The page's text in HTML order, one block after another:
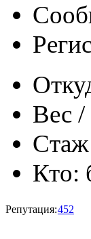
Вес /
Стаж
Кто:
Репутация:452